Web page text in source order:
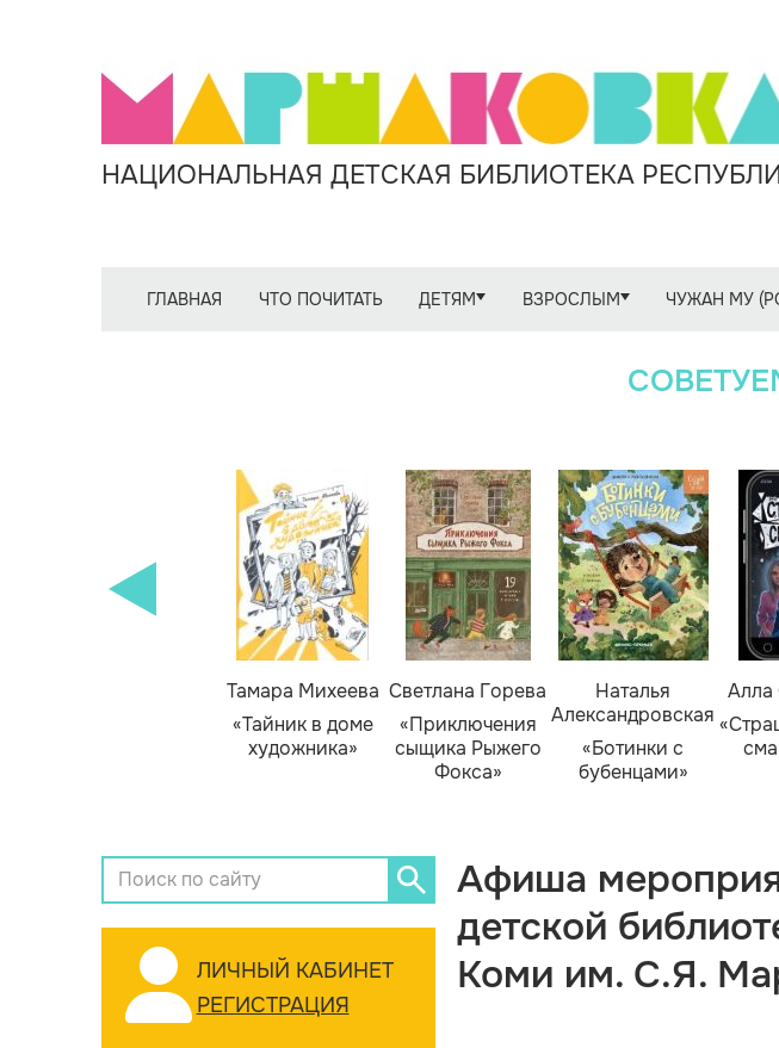
НАЦИОНАЛЬНАЯ ДЕТСКАЯ БИБЛИОТЕКА
ГЛАВНАЯ ЧТО ПОЧИТАТЬ ДЕТЯМ ВЗРОСЛЫМ ЧУЖАН МУ
Тамара Михеева
«Тайник в доме
художника»
Светлана Горева
«Приключения
сыщика Рыжего
Фокса»
Наталья
Александровская
«Ботинки с
бубенцами»
Алла
ЛИЧНЫЙ КАБИНЕТ
РЕГИСТРАЦИЯ
Афиша
детской
Коми им. С.Я.